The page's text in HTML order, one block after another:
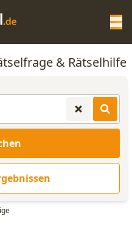
HILFE
GENERATOR
& Rätselhilfe